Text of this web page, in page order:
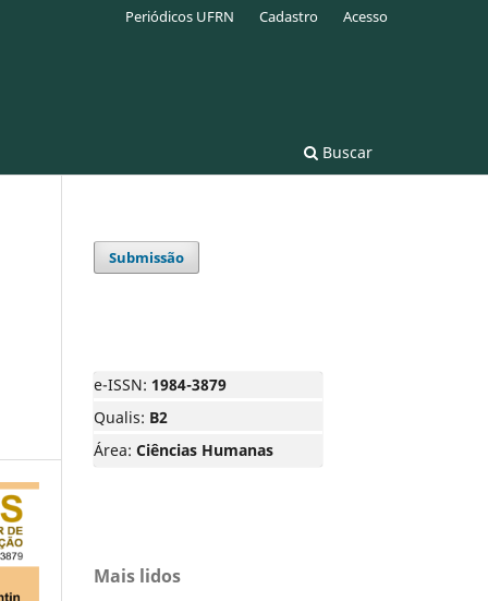
Buscar
Periódicos UFRN Cadastro Acesso
Submissão
e-ISSN: 1984-3879
Qualis: B2
Área: Ciências Humanas
Mais lidos